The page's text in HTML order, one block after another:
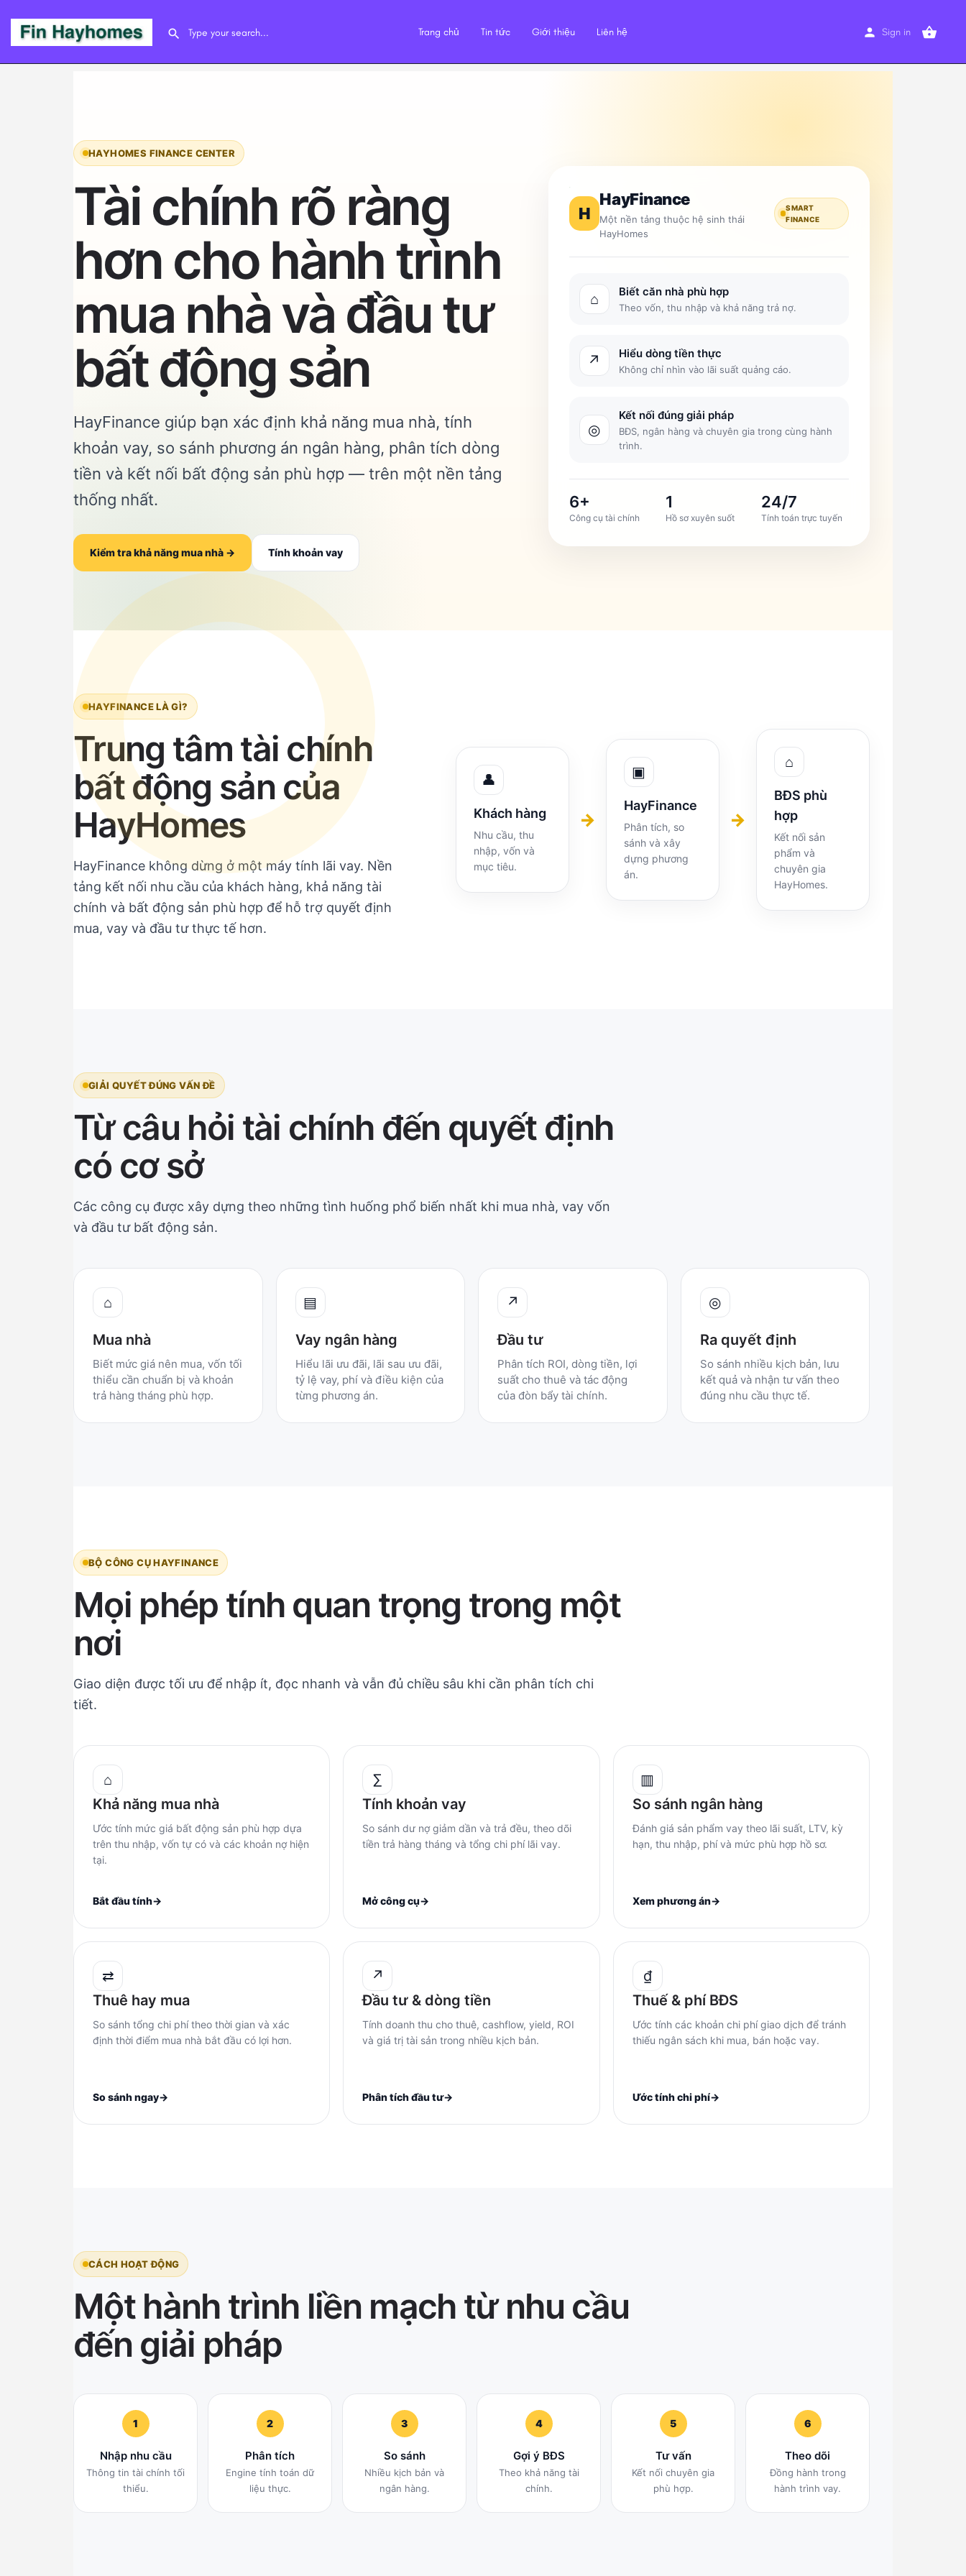
Trang chủ Tin tức Giới thiệu Liên hệ Sign in
HAYHOMES FINANCE CENTER
Tài chính rõ ràng
hơn cho hành trình
mua nhà và đầu tư
bất động sản
HayFinance giúp bạn xác định khả năng mua nhà, tính
khoản vay, so sánh phương án ngân hàng, phân tích dòng
tiền và kết nối bất động sản phù hợp — trên một nền tảng
thống nhất.
Kiểm tra khả năng mua nhà → Tính khoản vay
H
HayFinance
Một nền tảng thuộc hệ sinh thái
HayHomes
SMART
FINANCE
⌂ Biết căn nhà phù hợp
Theo vốn, thu nhập và khả năng trả nợ.
↗ Hiểu dòng tiền thực
Không chỉ nhìn vào lãi suất quảng cáo.
◎
Kết nối đúng giải pháp
BĐS, ngân hàng và chuyên gia trong cùng hành
trình.
6+
Công cụ tài chính
1
Hồ sơ xuyên suốt
24/7
Tính toán trực tuyến
HAYFINANCE LÀ GÌ?
Trung tâm tài chính
bất động sản của
HayHomes
HayFinance không dừng ở một máy tính lãi vay. Nền
tảng kết nối nhu cầu của khách hàng, khả năng tài
chính và bất động sản phù hợp để hỗ trợ quyết định
mua, vay và đầu tư thực tế hơn.
👤
Khách hàng
Nhu cầu, thu
nhập, vốn và
mục tiêu.
→
▣
HayFinance
Phân tích, so
sánh và xây
dựng phương
án.
→
⌂
BĐS phù
hợp
Kết nối sản
phẩm và
chuyên gia
HayHomes.
GIẢI QUYẾT ĐÚNG VẤN ĐỀ
Từ câu hỏi tài chính đến quyết định
có cơ sở
Các công cụ được xây dựng theo những tình huống phổ biến nhất khi mua nhà, vay vốn
và đầu tư bất động sản.
⌂
Mua nhà
Biết mức giá nên mua, vốn tối
thiểu cần chuẩn bị và khoản
trả hàng tháng phù hợp.
▤
Vay ngân hàng
Hiểu lãi ưu đãi, lãi sau ưu đãi,
tỷ lệ vay, phí và điều kiện của
từng phương án.
↗
Đầu tư
Phân tích ROI, dòng tiền, lợi
suất cho thuê và tác động
của đòn bẩy tài chính.
◎
Ra quyết định
So sánh nhiều kịch bản, lưu
kết quả và nhận tư vấn theo
đúng nhu cầu thực tế.
BỘ CÔNG CỤ HAYFINANCE
Mọi phép tính quan trọng trong một
nơi
Giao diện được tối ưu để nhập ít, đọc nhanh và vẫn đủ chiều sâu khi cần phân tích chi
tiết.
⌂
Khả năng mua nhà
Ước tính mức giá bất động sản phù hợp dựa
trên thu nhập, vốn tự có và các khoản nợ hiện
tại.
Bắt đầu tính→
∑
Tính khoản vay
So sánh dư nợ giảm dần và trả đều, theo dõi
tiền trả hàng tháng và tổng chi phí lãi vay.
Mở công cụ→
▥
So sánh ngân hàng
Đánh giá sản phẩm vay theo lãi suất, LTV, kỳ
hạn, thu nhập, phí và mức phù hợp hồ sơ.
Xem phương án→
⇄
Thuê hay mua
So sánh tổng chi phí theo thời gian và xác
định thời điểm mua nhà bắt đầu có lợi hơn.
So sánh ngay→
↗
Đầu tư & dòng tiền
Tính doanh thu cho thuê, cashflow, yield, ROI
và giá trị tài sản trong nhiều kịch bản.
Phân tích đầu tư→
₫
Thuế & phí BĐS
Ước tính các khoản chi phí giao dịch để tránh
thiếu ngân sách khi mua, bán hoặc vay.
Ước tính chi phí→
CÁCH HOẠT ĐỘNG
Một hành trình liền mạch từ nhu cầu
đến giải pháp
1
Nhập nhu cầu
Thông tin tài chính tối
thiểu.
2
Phân tích
Engine tính toán dữ
liệu thực.
3
So sánh
Nhiều kịch bản và
ngân hàng.
4
Gợi ý BĐS
Theo khả năng tài
chính.
5
Tư vấn
Kết nối chuyên gia
phù hợp.
6
Theo dõi
Đồng hành trong
hành trình vay.